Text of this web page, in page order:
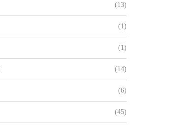
(13)
(1)
(1)
(14)
(6)
(45)